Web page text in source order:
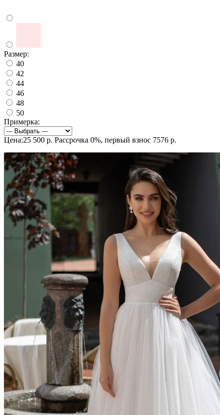
Размер:
40
42
44
46
48
50
Примерка:
Цена:25 500 р. Рассрочка 0%, первый взнос 7576 р.